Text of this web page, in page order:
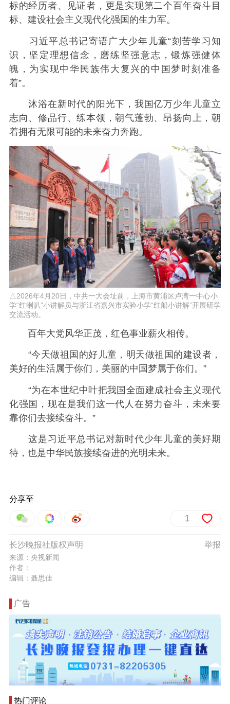
标的经历者、见证者，更是实现第二个百年奋斗目
标、建设社会主义现代化强国的生力军。
习近平总书记寄语广大少年儿童“刻苦学习知
识，坚定理想信念，磨练坚强意志，锻炼强健体
魄，为实现中华民族伟大复兴的中国梦时刻准备
着”。
沐浴在新时代的阳光下，我国亿万少年儿童立
志向、修品行、练本领，朝气蓬勃、昂扬向上，朝
着拥有无限可能的未来奋力奔跑。
△2026年4月20日，中共一大会址前，上海市黄浦区卢湾一中心小
学“红喇叭”小讲解员与浙江省嘉兴市实验小学“红船小讲解”开展研学
交流活动。
百年大党风华正茂，红色事业薪火相传。
“今天做祖国的好儿童，明天做祖国的建设者，
美好的生活属于你们，美丽的中国梦属于你们。”
“为在本世纪中叶把我国全面建成社会主义现代
化强国，现在是我们这一代人在努力奋斗，未来要
靠你们去接续奋斗。”
这是习近平总书记对新时代少年儿童的美好期
待，也是中华民族接续奋进的光明未来。
分享至
1
举报
长沙晚报社版权声明
来源：央视新闻
作者：
编辑：聂思佳
广告
热门评论